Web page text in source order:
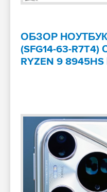
ОБЗОР НОУТБУКА
(SFG14-63-
RYZEN 9